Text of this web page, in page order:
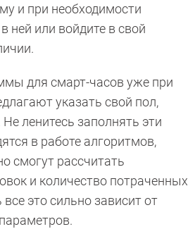
и при необходимости
ней или войдите в свой
для смарт-часов уже при
указать свой пол,
Не ленитесь заполнять эти
в работе алгоритмов,
смогут рассчитать
и количество потраченных
это сильно зависит от